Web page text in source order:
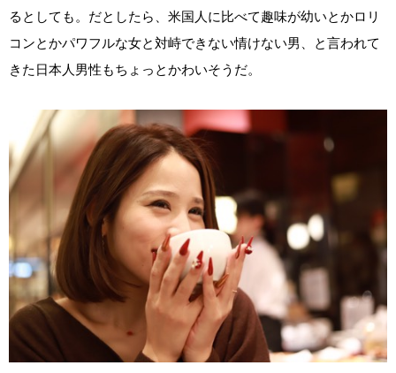
るとしても。だとしたら、米国人に比べて趣味が幼いとかロリ
コンとかパワフルな女と対峙できない情けない男、と言われて
きた日本人男性もちょっとかわいそうだ。